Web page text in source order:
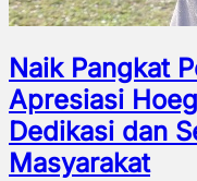
Naik Pangkat
Apresiasi
Dedikasi dan
Masyarakat